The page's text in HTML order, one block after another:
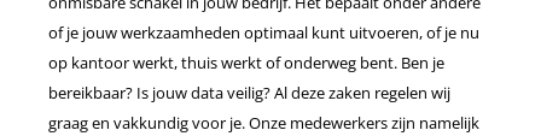
of je jouw werkzaamheden optimaal kunt uitvoeren, of je nu
op kantoor werkt, thuis werkt of onderweg bent. Ben je
bereikbaar? Is jouw data veilig? Al deze zaken regelen wij
graag en vakkundig voor je. Onze medewerkers zijn namelijk